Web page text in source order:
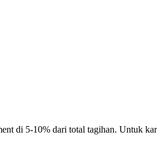
di 5-10% dari total tagihan. Untuk